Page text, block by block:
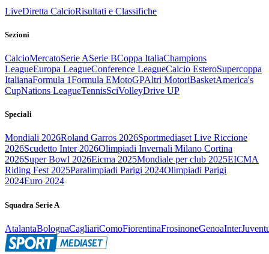
LiveDiretta CalcioRisultati e Classifiche
Sezioni
CalcioMercatoSerie ASerie BCoppa ItaliaChampions
LeagueEuropa LeagueConference LeagueCalcio EsteroSupercoppa
ItalianaFormula 1Formula EMotoGPAltri MotoriBasketAmerica's
CupNations LeagueTennisSciVolleyDrive UP
Speciali
Mondiali 2026Roland Garros 2026Sportmediaset Live Riccione
2026Scudetto Inter 2026Olimpiadi Invernali Milano Cortina
2026Super Bowl 2026Eicma 2025Mondiale per club 2025EICMA
Riding Fest 2025Paralimpiadi Parigi 2024Olimpiadi Parigi
2024Euro 2024
Squadra Serie A
AtalantaBolognaCagliariComoFiorentinaFrosinoneGenoaInter